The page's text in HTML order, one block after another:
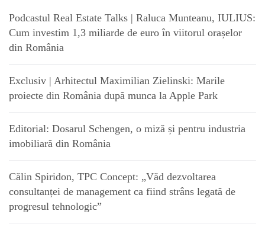
Podcastul Real Estate Talks | Raluca Munteanu, IULIUS:
Cum investim 1,3 miliarde de euro în viitorul orașelor
din România
Exclusiv | Arhitectul Maximilian Zielinski: Marile
proiecte din România după munca la Apple Park
Editorial: Dosarul Schengen, o miză și pentru industria
imobiliară din România
Călin Spiridon, TPC Concept: „Văd dezvoltarea
consultanței de management ca fiind strâns legată de
progresul tehnologic”